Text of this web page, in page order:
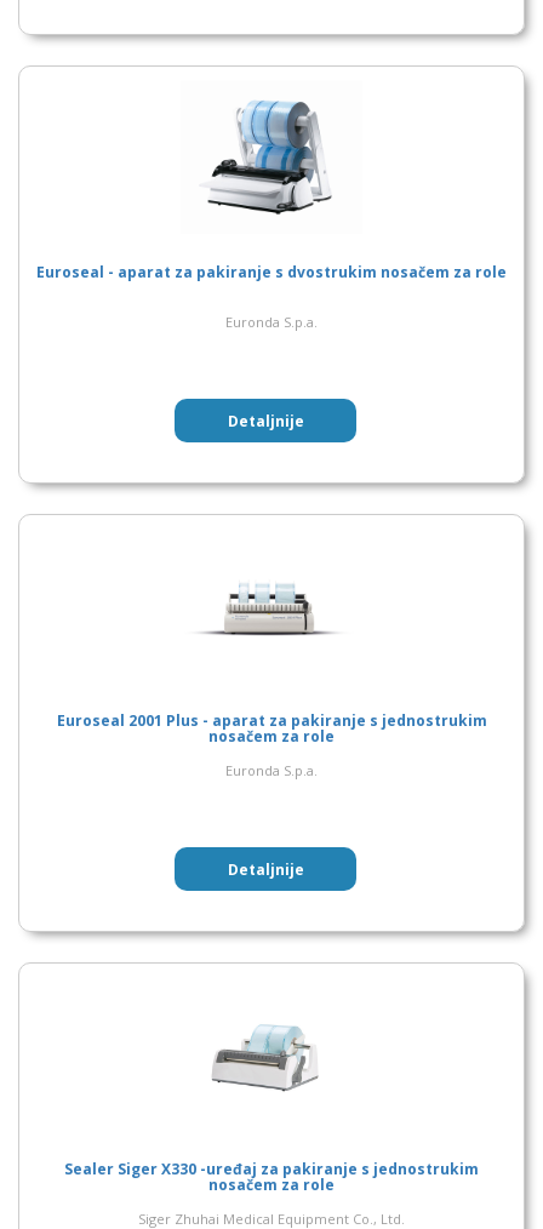
Euroseal - aparat za pakiranje s dvostrukim nosačem za role
Euronda S.p.a.
Detaljnije
Euroseal 2001 Plus - aparat za pakiranje s jednostrukim
nosačem za role
Euronda S.p.a.
Detaljnije
Sealer Siger X330 -uređaj za pakiranje s jednostrukim
nosačem za role
Siger Zhuhai Medical Equipment Co., Ltd.